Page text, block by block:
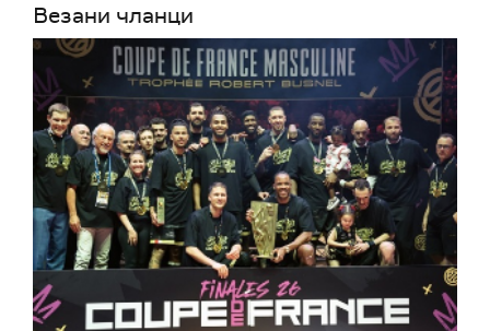
Везани чланци